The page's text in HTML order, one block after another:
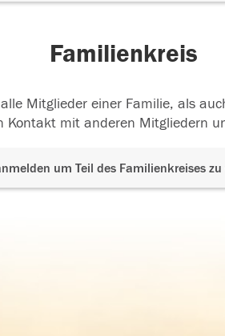
Familienkreis
Mitglieder einer Familie, als
Kontakt mit anderen Mitgliedern
um Teil des Familienkreises zu